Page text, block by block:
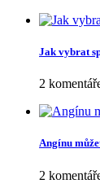
Jak vybrat
2
Angínu
2